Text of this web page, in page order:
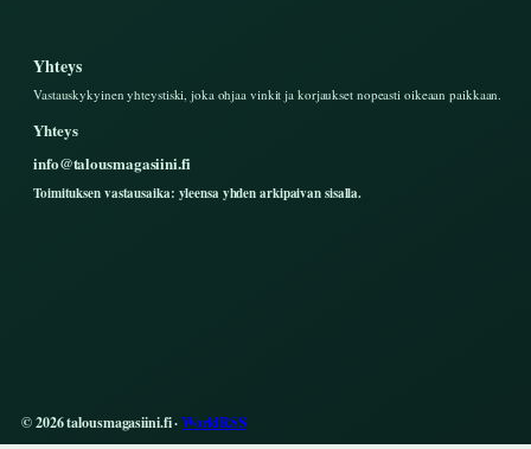
Yhteys
Vastauskykyinen yhteystiski, joka ohjaa vinkit ja korjaukset nopeasti oikeaan paikkaan.
Yhteys
info@talousmagasiini.fi
Toimituksen vastausaika: yleensa yhden arkipaivan sisalla.
© 2026 talousmagasiini.fi ·WorldRSS